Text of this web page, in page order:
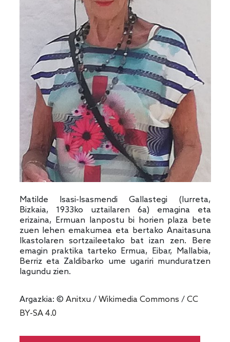
Matilde Isasi-Isasmendi Gallastegi (Iurreta,
Bizkaia, 1933ko uztailaren 6a) emagina eta
erizaina, Ermuan lanpostu bi horien plaza bete
zuen lehen emakumea eta bertako Anaitasuna
Ikastolaren sortzaileetako bat izan zen. Bere
emagin praktika tarteko Ermua, Eibar, Mallabia,
Berriz eta Zaldibarko ume ugariri munduratzen
lagundu zien.
Argazkia: © Anitxu/ Wikimedia Commons / CC
BY-SA 4.0